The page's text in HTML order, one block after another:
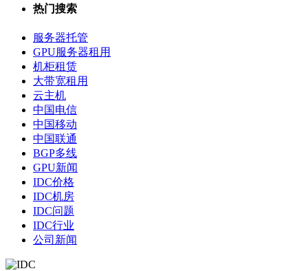
热门搜索
服务器托管
GPU服务器租用
机柜租赁
大带宽租用
云主机
中国电信
中国移动
中国联通
BGP多线
GPU新闻
IDC价格
IDC机房
IDC问题
IDC行业
公司新闻